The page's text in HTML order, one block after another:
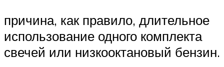
причина, как правило, длительное
использование одного комплекта
свечей или низкооктановый бензин.